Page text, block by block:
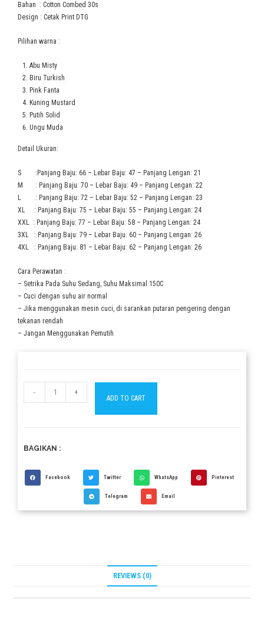
Bahan : Cotton Combed 30s
Design : Cetak Print DTG
Pilihan warna :
Abu Misty
Biru Turkish
Pink Fanta
Kuning Mustard
Putih Solid
Ungu Muda
Detail Ukuran:
S :Panjang Baju: 66 – Lebar Baju: 47 – Panjang Lengan: 21
M : Panjang Baju: 70 – Lebar Baju: 49 – Panjang Lengan: 22
L : Panjang Baju: 72 – Lebar Baju: 52 – Panjang Lengan: 23
XL : Panjang Baju: 75 – Lebar Baju: 55 – Panjang Lengan: 24
XXL : Panjang Baju: 77 – Lebar Baju: 58 – Panjang Lengan: 24
3XL : Panjang Baju: 79 – Lebar Baju: 60 – Panjang Lengan: 26
4XL : Panjang Baju: 81 – Lebar Baju: 62 – Panjang Lengan: 26
Cara Perawatan :
– Setrika Pada Suhu Sedang, Suhu Maksimal 150C
– Cuci dengan suhu air normal
– Jika menggunakan mesin cuci, di sarankan putaran pengering dengan
tekanan rendah
– Jangan Menggunakan Pemutih
- +
ADD TO CART
BAGIKAN :
Facebook Twitter WhatsApp Pinterest
Telegram Email
REVIEWS (0)